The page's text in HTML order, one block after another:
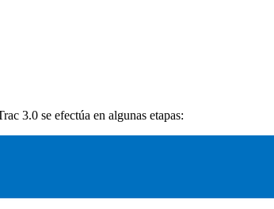
3.0 se efectúa en algunas etapas: